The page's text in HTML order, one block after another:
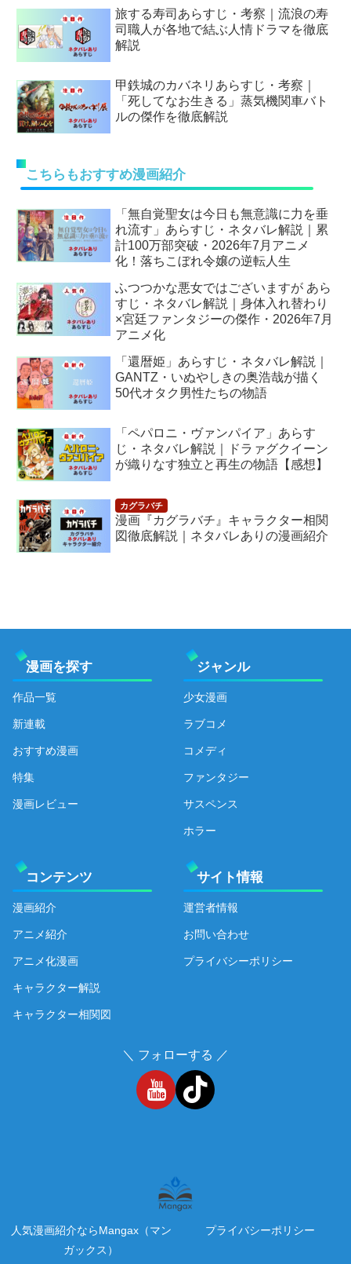
旅する寿司あらすじ・考察｜流浪の寿
司職人が各地で結ぶ人情ドラマを徹底
解説
甲鉄城のカバネリあらすじ・考察｜
「死してなお生きる」蒸気機関車バト
ルの傑作を徹底解説
こちらもおすすめ漫画紹介
「無自覚聖女は今日も無意識に力を垂
れ流す」あらすじ・ネタバレ解説｜累
計100万部突破・2026年7月アニメ
化！落ちこぼれ令嬢の逆転人生
ふつつかな悪女ではございますが あら
すじ・ネタバレ解説｜身体入れ替わり
×宮廷ファンタジーの傑作・2026年7月
アニメ化
「還暦姫」あらすじ・ネタバレ解説｜
GANTZ・いぬやしきの奥浩哉が描く
50代オタク男性たちの物語
「ペパロニ・ヴァンパイア」あらす
じ・ネタバレ解説｜ドラァグクイーン
が織りなす独立と再生の物語【感想】
漫画『カグラバチ』キャラクター相関
図徹底解説｜ネタバレありの漫画紹介
漫画を探す
作品一覧
新連載
おすすめ漫画
特集
漫画レビュー
ジャンル
少女漫画
ラブコメ
コメディ
ファンタジー
サスペンス
ホラー
コンテンツ
漫画紹介
アニメ紹介
アニメ化漫画
キャラクター解説
キャラクター相関図
サイト情報
運営者情報
お問い合わせ
プライバシーポリシー
＼ フォローする ／
人気漫画紹介ならMangax（マン
ガックス）
プライバシーポリシー